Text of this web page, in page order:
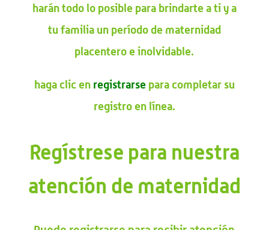
harán todo lo posible para brindarte a ti y a
tu familia un período de maternidad
placentero e inolvidable.
haga clic en registrarsepara completar su
registro en línea.
Regístrese para nuestra
atención de maternidad